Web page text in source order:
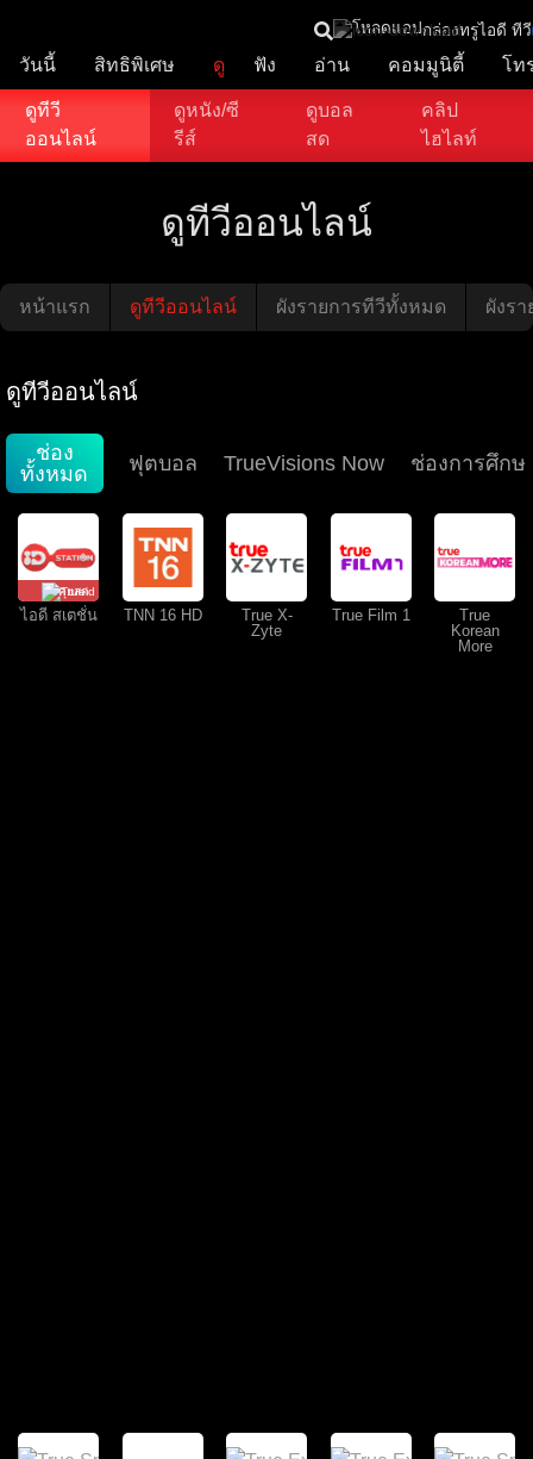
โหลดแอปกล่องทรูไอดี ทีวี
วันนี้ สิทธิพิเศษ ดู ฟัง อ่าน คอมมูนิตี้ โท
ดูทีวี
ออนไลน์
ดูหนัง/ซี
รีส์
ดูบอล
สด
คลิป
ไฮไลท์
ดูทีวีออนไลน์
หน้าแรก ดูทีวีออนไลน์ ผังรายการทีวีทั้งหมด ผังร
ดูทีวีออนไลน์
ช่อง
ทั้งหมด
ฟุตบอล TrueVisions Now ช่องการศึกษ
คุยสด
ไอดี สเตชั่น TNN 16 HD
True X-
Zyte
True Film 1
True
Korean
More